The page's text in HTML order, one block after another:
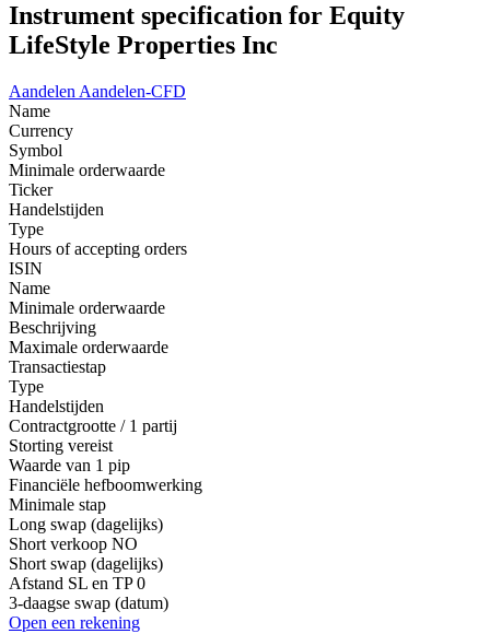
Instrument specification for Equity
LifeStyle Properties Inc
Aandelen Aandelen-CFD
Name
Currency
Symbol
Minimale orderwaarde
Ticker
Handelstijden
Type
Hours of accepting orders
ISIN
Name
Minimale orderwaarde
Beschrijving
Maximale orderwaarde
Transactiestap
Type
Handelstijden
Contractgrootte / 1 partij
Storting vereist
Waarde van 1 pip
Financiële hefboomwerking
Minimale stap
Long swap (dagelijks)
Short verkoop NO
Short swap (dagelijks)
Afstand SL en TP 0
3-daagse swap (datum)
Open een rekening